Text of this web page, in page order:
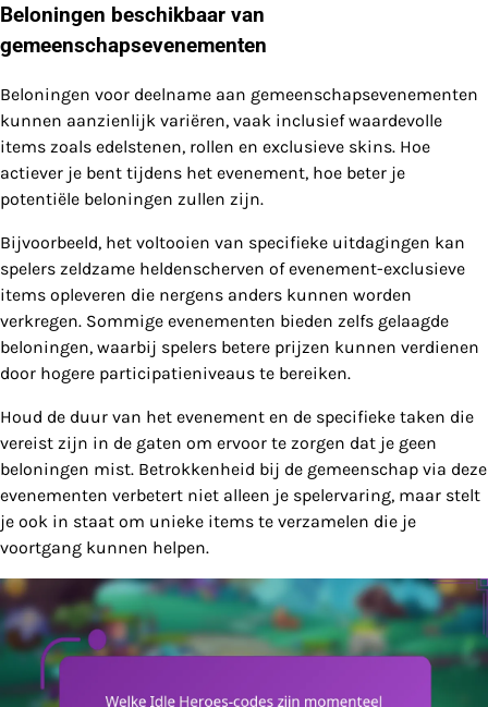
Beloningen beschikbaar van
gemeenschapsevenementen
Beloningen voor deelname aan gemeenschapsevenementen
kunnen aanzienlijk variëren, vaak inclusief waardevolle
items zoals edelstenen, rollen en exclusieve skins. Hoe
actiever je bent tijdens het evenement, hoe beter je
potentiële beloningen zullen zijn.
Bijvoorbeeld, het voltooien van specifieke uitdagingen kan
spelers zeldzame heldenscherven of evenement-exclusieve
items opleveren die nergens anders kunnen worden
verkregen. Sommige evenementen bieden zelfs gelaagde
beloningen, waarbij spelers betere prijzen kunnen verdienen
door hogere participatieniveaus te bereiken.
Houd de duur van het evenement en de specifieke taken die
vereist zijn in de gaten om ervoor te zorgen dat je geen
beloningen mist. Betrokkenheid bij de gemeenschap via deze
evenementen verbetert niet alleen je spelervaring, maar stelt
je ook in staat om unieke items te verzamelen die je
voortgang kunnen helpen.